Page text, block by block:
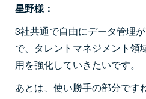
星野様：
3社共通で自由にデータ管理
で、タレントマネジメント領
用を強化していきたいです。
あとは、使い勝手の部分ですね